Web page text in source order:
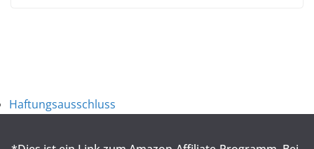
Haftungsausschluss